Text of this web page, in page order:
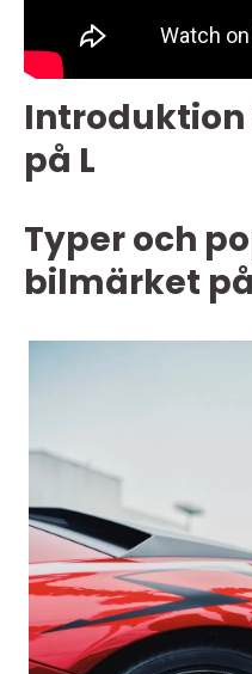
på L
Typer och
bilmärket